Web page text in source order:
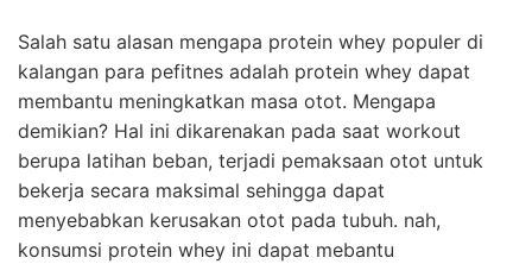
Salah satu alasan mengapa protein whey populer di
kalangan para pefitnes adalah protein whey dapat
membantu meningkatkan masa otot. Mengapa
demikian? Hal ini dikarenakan pada saat workout
berupa latihan beban, terjadi pemaksaan otot untuk
bekerja secara maksimal sehingga dapat
menyebabkan kerusakan otot pada tubuh. nah,
konsumsi protein whey ini dapat mebantu